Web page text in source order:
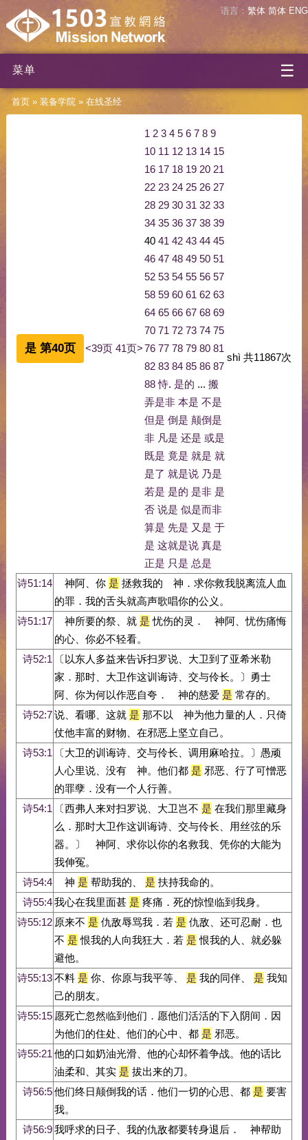
语言： 繁体 简体 ENG
菜单 ☰
首页» 装备学院 » 在线圣经
是 第40页 <39页 41页>
1 2 3 4 5 6 7 8 9
10 11 12 13 14 15
16 17 18 19 20 21
22 23 24 25 26 27
28 29 30 31 32 33
34 35 36 37 38 39
40 41 42 43 44 45
46 47 48 49 50 51
52 53 54 55 56 57
58 59 60 61 62 63
64 65 66 67 68 69
70 71 72 73 74 75
76 77 78 79 80 81
82 83 84 85 86 87
88 恃. 是的 ... 搬
弄是非 本是 不是
但是 倒是 颠倒是
非 凡是 还是 或是
既是 竟是 就是 就
是了 就是说 乃是
若是 是的 是非 是
否 说是 似是而非
算是 先是 又是 于
是 这就是说 真是
正是 只是 总是
shì 共11867次
诗51:14 神阿、你 是 拯救我的 神．求你救我脱离流人血
的罪．我的舌头就高声歌唱你的公义。
诗51:17
神所要的祭、就 是 忧伤的灵． 神阿、忧伤痛悔
的心、你必不轻看。
诗52:1
〔以东人多益来告诉扫罗说、大卫到了亚希米勒
家．那时、大卫作这训诲诗、交与伶长。〕勇士
阿、你为何以作恶自夸． 神的慈爱 是 常存的。
诗52:7说、看哪、这就 是 那不以 神为他力量的人．只倚
仗他丰富的财物、在邪恶上坚立自己。
诗53:1
〔大卫的训诲诗、交与伶长、调用麻哈拉。〕愚顽
人心里说、没有 神。他们都 是 邪恶、行了可憎恶
的罪孽．没有一个人行善。
诗54:1
〔西弗人来对扫罗说、大卫岂不 是 在我们那里藏身
么．那时大卫作这训诲诗、交与伶长、用丝弦的乐
器。〕 神阿、求你以你的名救我、凭你的大能为
我伸冤。
诗54:4
神 是 帮助我的、 是 扶持我命的。
诗55:4我心在我里面甚 是 疼痛．死的惊惶临到我身。
诗55:12 原来不 是 仇敌辱骂我．若 是 仇敌、还可忍耐．也
不 是 恨我的人向我狂大．若 是 恨我的人、就必躲
避他。
诗55:13不料 是 你、你原与我平等、 是 我的同伴、 是 我知
己的朋友。
诗55:15 愿死亡忽然临到他们．愿他们活活的下入阴间．因
为他们的住处、他们的心中、都 是 邪恶。
诗55:21 他的口如奶油光滑、他的心却怀着争战。他的话比
油柔和、其实 是 拔出来的刀。
诗56:5他们终日颠倒我的话．他们一切的心思、都 是 要害
我。
诗56:9我呼求的日子、我的仇敌都要转身退后． 神帮助